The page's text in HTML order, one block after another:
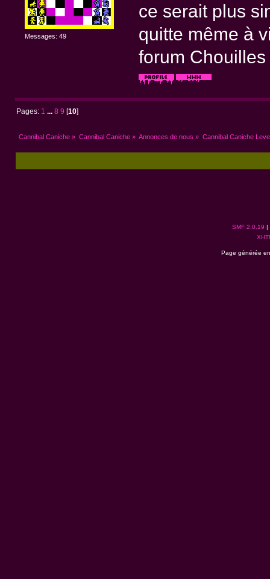
Messages: 49
ce serait plus
quitte même à
forum Chouilles
Pages: 1 ...8 9 [10]
Cannibal Caniche » Cannibal Caniche» Annonces de nous » Cannibal Caniche
SMF 2.0.19 |
Page générée